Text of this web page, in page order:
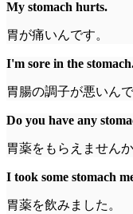
My stomach hurts.
胃が痛いんです。
I'm sore in the
胃腸の調子が悪いんで
Do you have any
胃薬をもらえません
I took some stomach
胃薬を飲みました。